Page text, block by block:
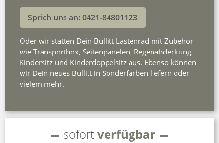
Sprich uns an: 0421-84801123
Oder wir statten Dein Bullitt Lastenrad mit Zubehör
wie Transportbox, Seitenpanelen, Regenabdeckung,
Kindersitz und Kinderdoppelsitz aus. Ebenso können
wir Dein neues Bullitt in Sonderfarben liefern oder
vielem mehr.
sofortverfügbar